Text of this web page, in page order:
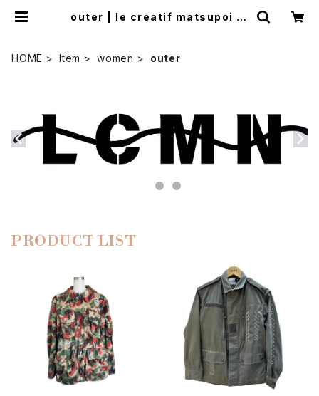
outer | le creatif matsupoi ja
HOME Item women outer
PRODUCT LIST